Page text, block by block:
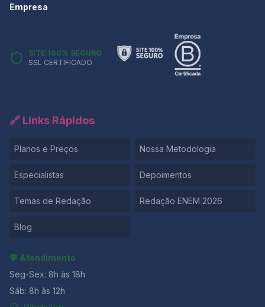
Empresa
SITE 100% SEGURO
SSL CERTIFICADO
🔗 Links Rápidos
Planos e Preços Nossa Metodologia
Especialistas Depoimentos
Temas de Redação Redação ENEM 2026
Blog
💬 Atendimento
Seg-Sex: 8h às 18h
Sáb: 8h às 12h